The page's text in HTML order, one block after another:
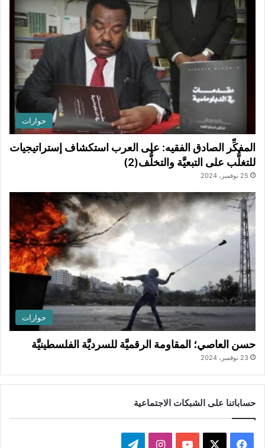
حوارات
المفكِّر الصادق الفقيه: على العرب استكشاف إستراتيجيات
للتغلُّب على التبعيَّة والتخلُّف(2)
25 نوفمبر، 2024
حوارات
حسن العاصي؛ المقاومة الرقميَّة للسرديَّة الفلسطينيَّة
23 نوفمبر، 2024
حساباتنا على الشبكات الاجتماعية